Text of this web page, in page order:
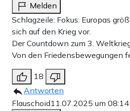
Melden
Schlagzeile: Fokus: Europas
sich auf den Krieg vor.
Der Countdown zum 3.
Von den Friedensbewegungen
18
Antworten
Flauschoid11.07.2025 um